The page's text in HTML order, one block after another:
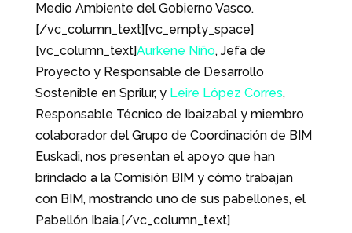
Medio Ambiente del Gobierno Vasco.
[/vc_column_text][vc_empty_space]
[vc_column_text]Aurkene Niño, Jefa de
Proyecto y Responsable de Desarrollo
Sostenible en Sprilur, y Leire López Corres,
Responsable Técnico de Ibaizabal y miembro
colaborador del Grupo de Coordinación de BIM
Euskadi, nos presentan el apoyo que han
brindado a la Comisión BIM y cómo trabajan
con BIM, mostrando uno de sus pabellones, el
Pabellón Ibaia.[/vc_column_text]